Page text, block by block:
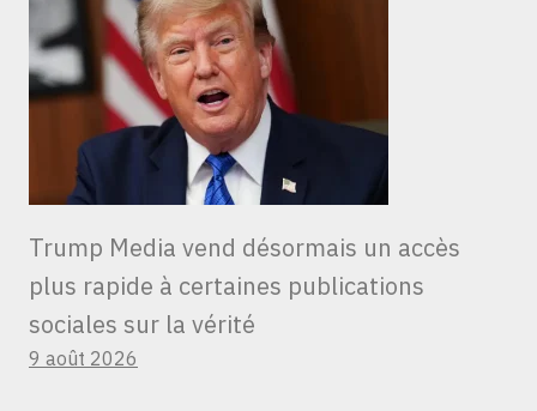
Trump Media vend désormais un accès
plus rapide à certaines publications
sociales sur la vérité
9 août 2026